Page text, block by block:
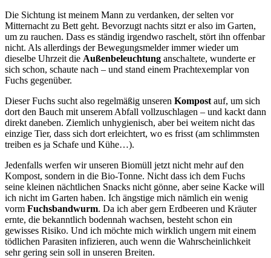
Die Sichtung ist meinem Mann zu verdanken, der selten vor
Mitternacht zu Bett geht. Bevorzugt nachts sitzt er also im Garten,
um zu rauchen. Dass es ständig irgendwo raschelt, stört ihn offenbar
nicht. Als allerdings der Bewegungsmelder immer wieder um
dieselbe Uhrzeit die Außenbeleuchtung anschaltete, wunderte er
sich schon, schaute nach – und stand einem Prachtexemplar von
Fuchs gegenüber.
Dieser Fuchs sucht also regelmäßig unseren Kompost auf, um sich
dort den Bauch mit unserem Abfall vollzuschlagen – und kackt dann
direkt daneben. Ziemlich unhygienisch, aber bei weitem nicht das
einzige Tier, dass sich dort erleichtert, wo es frisst (am schlimmsten
treiben es ja Schafe und Kühe…).
Jedenfalls werfen wir unseren Biomüll jetzt nicht mehr auf den
Kompost, sondern in die Bio-Tonne. Nicht dass ich dem Fuchs
seine kleinen nächtlichen Snacks nicht gönne, aber seine Kacke will
ich nicht im Garten haben. Ich ängstige mich nämlich ein wenig
vorm Fuchsbandwurm. Da ich aber gern Erdbeeren und Kräuter
ernte, die bekanntlich bodennah wachsen, besteht schon ein
gewisses Risiko. Und ich möchte mich wirklich ungern mit einem
tödlichen Parasiten infizieren, auch wenn die Wahrscheinlichkeit
sehr gering sein soll in unseren Breiten.